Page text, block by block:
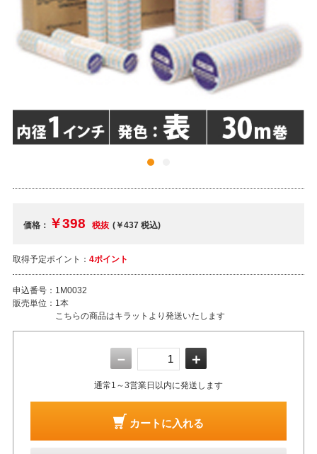
価格： ￥398 税抜 (￥437税込)
取得予定ポイント： 4ポイント
申込番号： 1M0032
販売単位： 1本
こちらの商品はキラットより発送いたします
－ ＋
通常1～3営業日以内に発送します
カートに入れる